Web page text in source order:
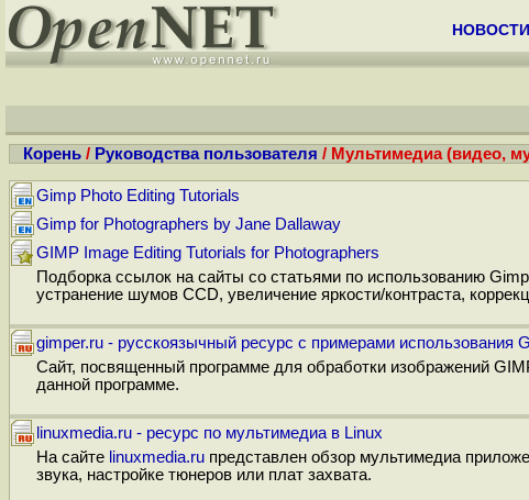
НОВОСТИ
Корень / Руководства пользователя / Мультимедиа (видео,
Gimp Photo Editing Tutorials
Gimp for Photographers by Jane Dallaway
GIMP Image Editing Tutorials for Photographers
Подборка ссылок на сайты со статьями по использованию
устранение шумов CCD, увеличение яркости/контраста,
gimper.ru - русскоязычный ресурс с примерами использования
Сайт, посвященный программе для обработки изображений
данной программе.
linuxmedia.ru - ресурс по мультимедиа в Linux
На сайте linuxmedia.ru представлен обзор мультимедиа
звука, настройке тюнеров или плат захвата.